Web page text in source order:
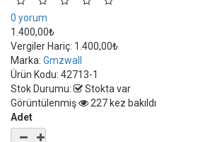
0 yorum
1.400,00₺
Vergiler Hariç: 1.400,00₺
Marka: Gmzwall
Ürün Kodu: 42713-1
Stok Durumu:
Stokta var
Görüntülenmiş
227 kez bakıldı
Adet